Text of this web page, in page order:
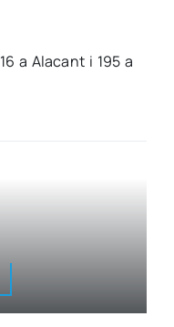
a Ala­cant i 195 a